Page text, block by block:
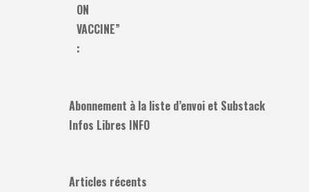
ON
VACCINE”
:
Abonnement à la liste d’envoi et Substack
Infos Libres INFO
Articles récents